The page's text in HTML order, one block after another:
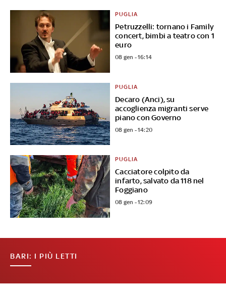
Petruzzelli: tornano i Family
concert, bimbi a teatro con 1
euro
PUGLIA
08 gen - 16:14
Decaro (Anci), su
accoglienza migranti serve
piano con Governo
PUGLIA
08 gen - 14:20
Cacciatore colpito da
infarto, salvato da 118 nel
Foggiano
PUGLIA
08 gen - 12:09
BARI: I PIÙ LETTI